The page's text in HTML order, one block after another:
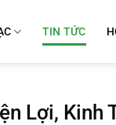
TIN TỨC
Lợi, Kinh